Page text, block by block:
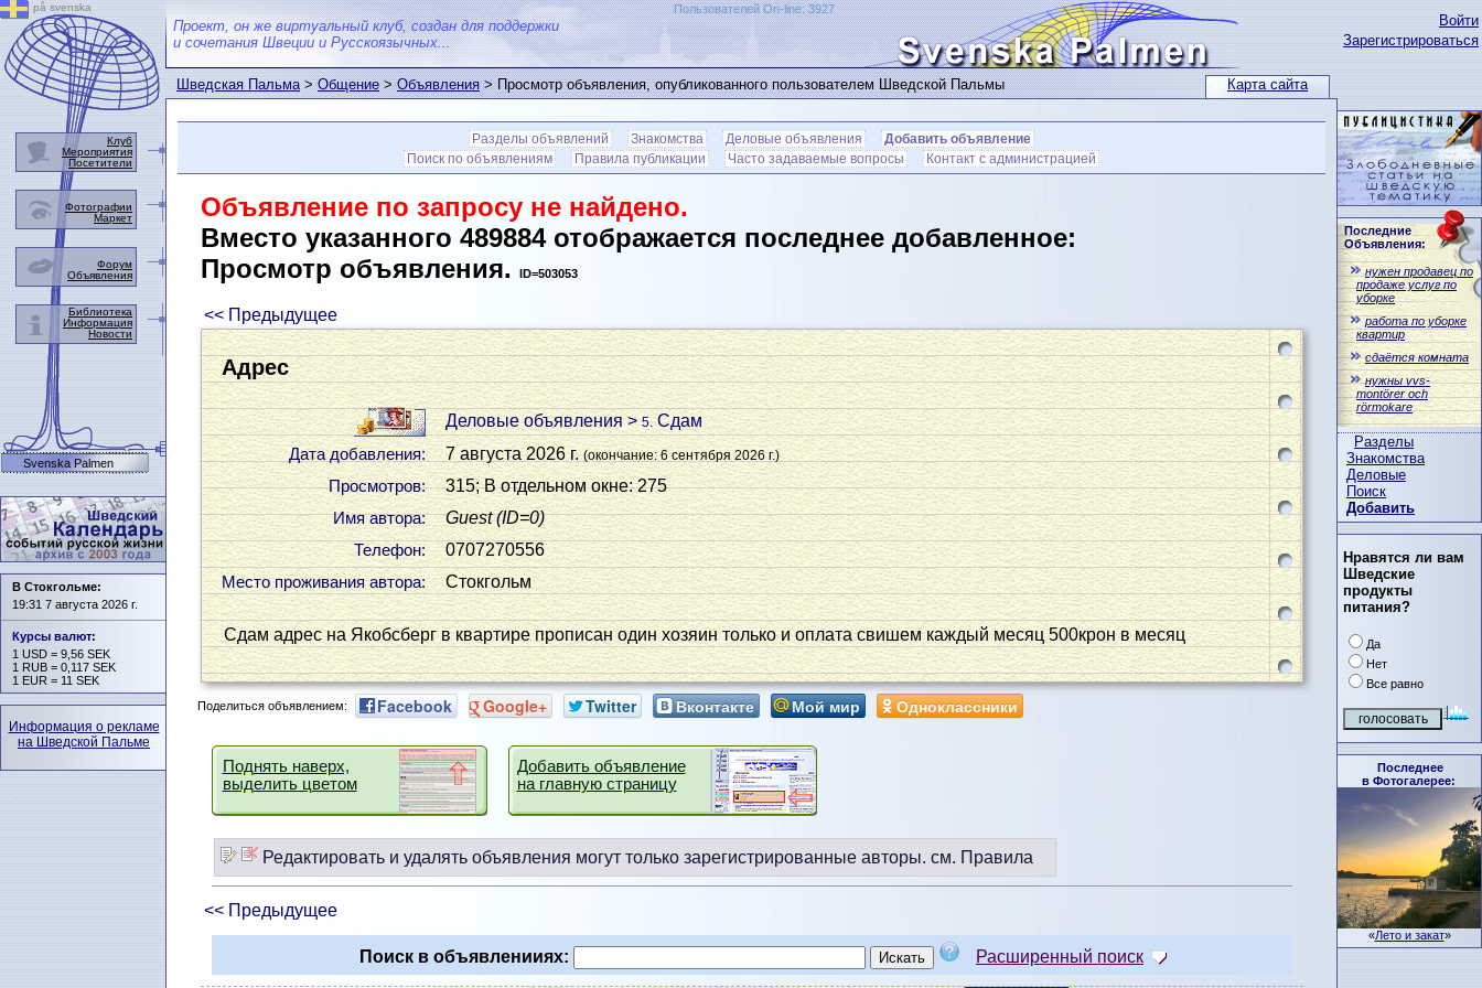
Карта сайта
Войти
Зарегистрироваться
Последние
Объявления:
нужен продавец по
продаже услуг по
уборке
работа по уборке
квартир
сдаётся комната
нужны vvs-
montörer och
rörmokare
Разделы
Знакомства
Деловые
Поиск
Добавить
Нравятся ли вам
Шведские
продукты
питания?
Да
Нет
Все равно
Последнее
в Фотогалерее:
«Лето и закат»
Проект, он же виртуальный клуб, создан для поддержки
и сочетания Швеции и Русскоязычных...
Пользователей On-line: 3927
Шведская Пальма>Общение>Объявления> Просмотр объявления, опубликованного пользователем Шведской Пальмы
Разделы объявлений Знакомства Деловые объявления
Добавить объявление
Поиск по объявлениям
Правила публикации Часто задаваемые вопросы Контакт с администрацией
Объявление по запросу не найдено.
Вместо указанного 489884 отображается последнее добавленное:
Просмотр объявления.
ID=503053
<< Предыдущее
Адрес
Деловые объявления >5.Сдам
Дата добавления: 7 августа 2026 г.(окончание: 6 сентября 2026 г.)
Просмотров: 315; В отдельном окне: 275
Имя автора: Guest (ID=0)
Телефон: 0707270556
Место проживания автора: Стокгольм
Сдам адрес на Якобсберг в квартире прописан один хозяин только и оплата свишем каждый месяц 500крон в месяц
Поделиться объявлением: Facebook Google+ Twitter Вконтакте Мой мир Одноклассники
Поднять наверх,
выделить цветом
Добавить объявление
на главную страницу
Редактировать и удалять объявления могут только зарегистрированные авторы. см. Правила
<< Предыдущее
Поиск в объявленииях: Расширенный поиск
på svenska
Клуб
Мероприятия
Посетители
Фотографии
Маркет
Форум
Объявления
Библиотека
Информация
Новости
Svenska Palmen
В Стокгольме:
19:31 7 августа 2026 г.
Курсы валют:
1 USD = 9,56 SEK
1 RUB = 0,117 SEK
1 EUR = 11 SEK
Информация о рекламе
на Шведской Пальме